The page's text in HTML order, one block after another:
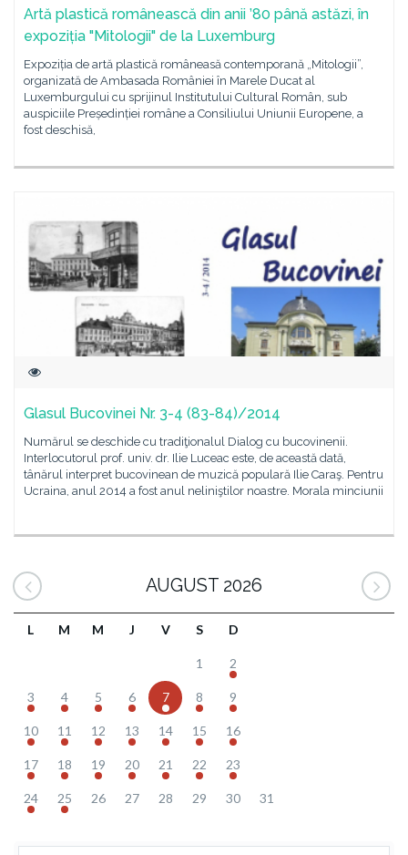
Artă plastică românească din anii ’80 până astăzi, în
expoziția "Mitologii" de la Luxemburg
Expoziția de artă plastică româneasă contemporană „Mitologii”,
organizată de Ambasada României în Marele Ducat al
Luxemburgului cu sprijinul Institutului Cultural Român, sub
auspiciile Președinției române a Consiliului Uniunii Europene, a
fost deschisă,
Glasul Bucovinei Nr. 3-4 (83-84)/2014
Numărul se deschide cu tradiţionalul Dialog cu bucovinenii.
Interlocutorul prof. univ. dr. Ilie Luceac este, de această dată,
tânărul interpret bucovinean de muzică populară Ilie Caraş. Pentru
Ucraina, anul 2014 a fost anul neliniştilor noastre. Morala minciunii
AUGUST 2026
L M M J V S D
1 2
3 4 5 6 7 8 9
10 11 12 13 14 15 16
17 18 19 20 21 22 23
24 25 26 27 28 29 30 31